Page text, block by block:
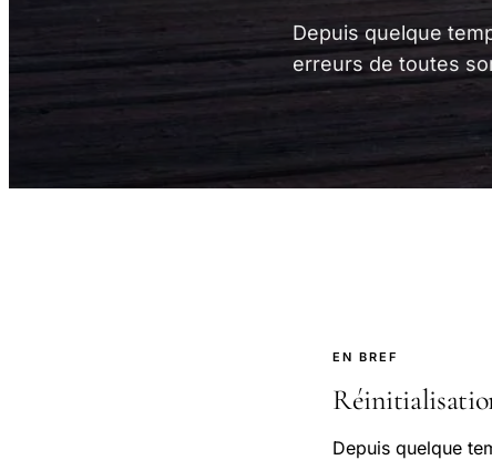
Depuis quelque
erreurs de toutes
EN BREF
Depuis quelque